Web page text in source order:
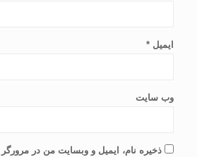
ایمیل *
وب‌ سایت
ذخیره نام، ایمیل و وبسایت من در مرورگر